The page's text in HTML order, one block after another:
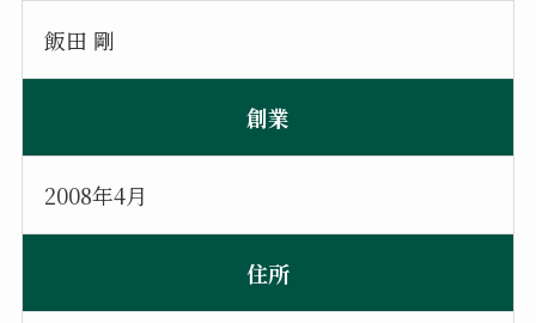
飯田 剛
創業
2008年4月
住所